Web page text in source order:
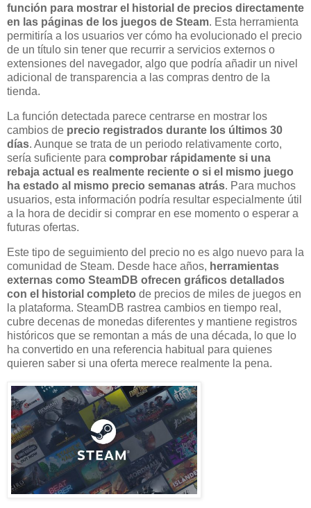
función para mostrar el historial de precios directamente
en las páginas de los juegos de Steam. Esta herramienta
permitiría a los usuarios ver cómo ha evolucionado el precio
de un título sin tener que recurrir a servicios externos o
extensiones del navegador, algo que podría añadir un nivel
adicional de transparencia a las compras dentro de la
tienda.
La función detectada parece centrarse en mostrar los
cambios de precio registrados durante los últimos 30
días. Aunque se trata de un periodo relativamente corto,
sería suficiente para comprobar rápidamente si una
rebaja actual es realmente reciente o si el mismo juego
ha estado al mismo precio semanas atrás. Para muchos
usuarios, esta información podría resultar especialmente útil
a la hora de decidir si comprar en ese momento o esperar a
futuras ofertas.
Este tipo de seguimiento del precio no es algo nuevo para la
comunidad de Steam. Desde hace años, herramientas
externas como SteamDB ofrecen gráficos detallados
con el historial completo de precios de miles de juegos en
la plataforma. SteamDB rastrea cambios en tiempo real,
cubre decenas de monedas diferentes y mantiene registros
históricos que se remontan a más de una década, lo que lo
ha convertido en una referencia habitual para quienes
quieren saber si una oferta merece realmente la pena.